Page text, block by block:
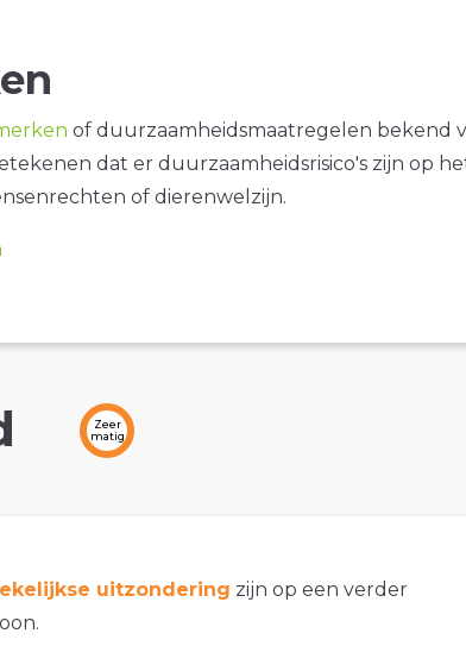
of duurzaamheidsmaatregelen bekend
dat er duurzaamheidsrisico's zijn op
of dierenwelzijn.
Zeer
matig
uitzondering zijn op een verder